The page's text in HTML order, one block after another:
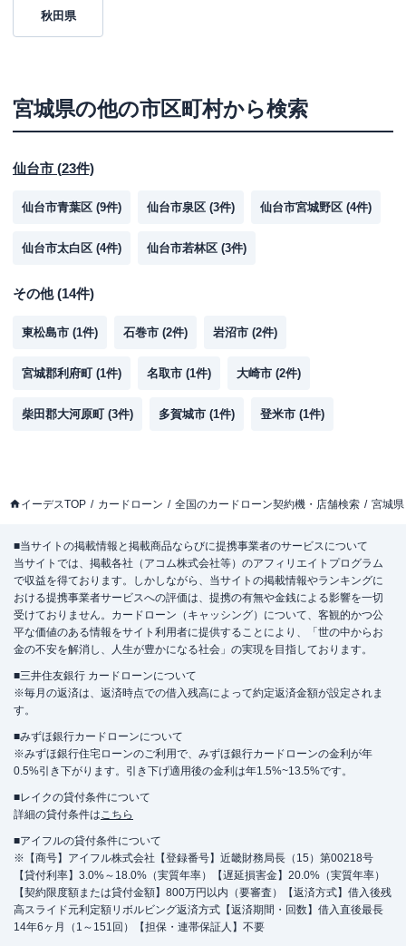
秋田県
宮城県の他の市区町村から検索
仙台市 (23件)
仙台市青葉区 (9件) 仙台市泉区 (3件) 仙台市宮城野区 (4件)
仙台市太白区 (4件) 仙台市若林区 (3件)
その他(14件)
東松島市 (1件) 石巻市 (2件) 岩沼市 (2件)
宮城郡利府町 (1件) 名取市 (1件) 大崎市 (2件)
柴田郡大河原町 (3件) 多賀城市 (1件) 登米市 (1件)
イーデスTOP カードローン 全国のカードローン契約機・店舗検索 宮城県
■当サイトの掲載情報と掲載商品ならびに提携事業者のサービスについて
当サイトでは、掲載各社（アコム株式会社等）のアフィリエイトプログラム
で収益を得ております。しかしながら、当サイトの掲載情報やランキングに
おける提携事業者サービスへの評価は、提携の有無や金銭による影響を一切
受けておりません。カードローン（キャッシング）について、客観的かつ公
平な価値のある情報をサイト利用者に提供することにより、「世の中からお
金の不安を解消し、人生が豊かになる社会」の実現を目指しております。
■三井住友銀行 カードローンについて
※毎月の返済は、返済時点での借入残高によって約定返済金額が設定されま
す。
■みずほ銀行カードローンについて
※みずほ銀行住宅ローンのご利用で、みずほ銀行カードローンの金利が年
0.5%引き下がります。引き下げ適用後の金利は年1.5%~13.5%です。
■レイクの貸付条件について
詳細の貸付条件はこちら
■アイフルの貸付条件について
※【商号】アイフル株式会社【登録番号】近畿財務局長（15）第00218号
【貸付利率】3.0%～18.0%（実質年率）【遅延損害金】20.0%（実質年率）
【契約限度額または貸付金額】800万円以内（要審査）【返済方式】借入後残
高スライド元利定額リボルビング返済方式【返済期間・回数】借入直後最長
14年6ヶ月（1～151回）【担保・連帯保証人】不要